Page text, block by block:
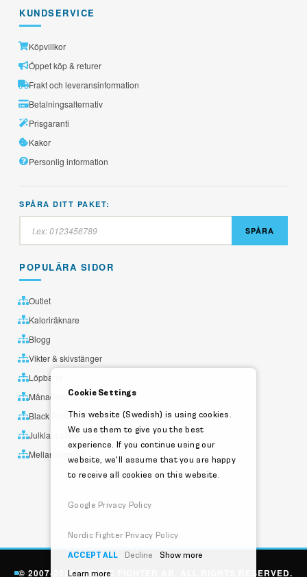
KUNDSERVICE
Köpvillkor
Öppet köp & returer
Frakt och leveransinformation
Betalningsalternativ
Prisgaranti
Kakor
Personlig information
SPÅRA DITT PAKET:
SPÅRA
POPULÄRA SIDOR
Outlet
Kaloriräknare
Blogg
Vikter & skivstänger
Löpband
Månadens utvalda
Black Friday
Julklappstips
Mellandagsrea
© 2007-2026 NORDIC FIGHTER AB. ALL RIGHTS RESERVED.
Cookie Settings
This website (Swedish) is using cookies.
We use them to give you the best
experience. If you continue using our
website, we'll assume that you are happy
to receive all cookies on this website.
Google Privacy Policy
Nordic Fighter Privacy Policy
ACCEPT ALL
Decline
Show more
Learn more